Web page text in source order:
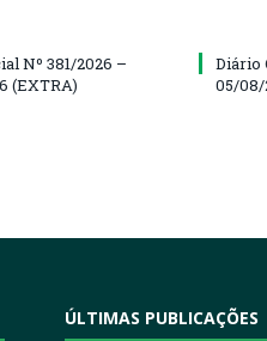
Nº 381/2026 –
(EXTRA)
Diário
05/08/
ÚLTIMAS PUBLICAÇÕES